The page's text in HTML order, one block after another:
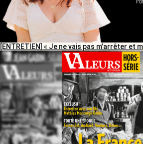
[ENTRETIEN] « Je ne vais pas m’arrêter et